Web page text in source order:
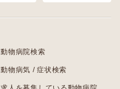
動物病院検索
動物病気 / 症状検索